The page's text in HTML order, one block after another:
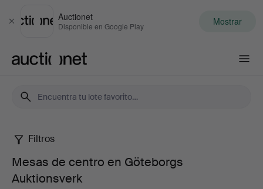
Cerrar
Auctionet
Disponible en Google Play Mostrar
Mesas
de
Filtros
Mesas de centro en Göteborgs
Auktionsverk